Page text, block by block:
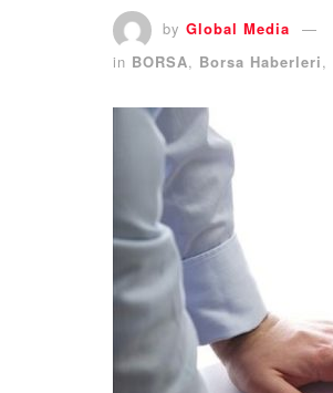
by Global Media
in BORSA, Borsa Haberleri,